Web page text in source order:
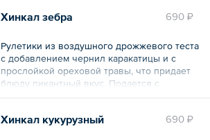
690 ₽
Хинкал зебра
Рулетики из воздушного дрожжевого теста
с добавлением чернил каракатицы и с
прослойкой ореховой травы, что придает
блюду пикантный вкус. Подается с
бульоном, отварным мясом и соусом на
690 ₽
Хинкал кукурузный